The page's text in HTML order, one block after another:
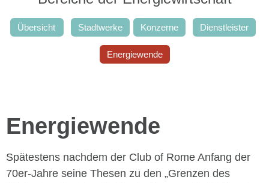
Übersicht Stadtwerke Konzerne Dienstleister
Energiewende
Energiewende
Spätestens nachdem der Club of Rome Anfang der
70er-Jahre seine Thesen zu den „Grenzen des